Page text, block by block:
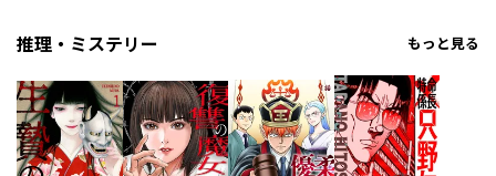
推理・ミステリー もっと見る